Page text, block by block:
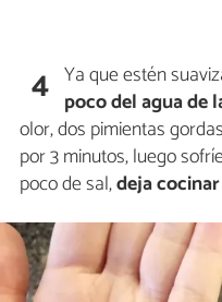
4 Ya que estén
poco del agua de
olor, dos pimientas
por 3 minutos, luego
poco de sal,deja